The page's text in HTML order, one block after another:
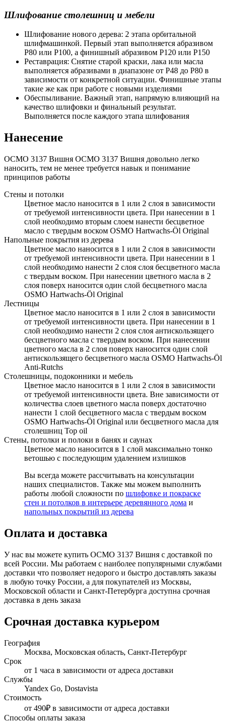
Шлифование столешниц и мебели
Шлифование нового дерева: 2 этапа орбитальной
шлифмашинкой. Первый этап выполняется абразивом
Р80 или Р100, а финишный абразивом P120 или Р150
Реставрация: Снятие старой краски, лака или масла
выполняется абразивами в диапазоне от P48 до P80 в
зависимости от конкретной ситуации. Финишные этапы
такие же как при работе с новыми изделиями
Обеспыливание. Важный этап, напрямую влияющий на
качество шлифовки и финальный результат.
Выполняется после каждого этапа шлифования
Нанесение
ОСМО 3137 Вишня ОСМО 3137 Вишня довольно легко
наносить, тем не менее требуется навык и понимание
принципов работы
Стены и потолки
Цветное масло наносится в 1 или 2 слоя в зависимости
от требуемой интенсивности цвета. При нанесении в 1
слой необходимо вторым слоем нанести бесцветное
масло с твердым воском OSMO Hartwachs-Öl Original
Напольные покрытия из дерева
Цветное масло наносится в 1 или 2 слоя в зависимости
от требуемой интенсивности цвета. При нанесении в 1
слой необходимо нанести 2 слоя слоя бесцветного масла
с твердым воском. При нанесении цветного масла в 2
слоя поверх наносится один слой бесцветного масла
OSMO Hartwachs-Öl Original
Лестницы
Цветное масло наносится в 1 или 2 слоя в зависимости
от требуемой интенсивности цвета. При нанесении в 1
слой необходимо нанести 2 слоя слоя антискользящего
бесцветного масла с твердым воском. При нанесении
цветного масла в 2 слоя поверх наносится один слой
антискользящего бесцветного масла OSMO Hartwachs-Öl
Anti-Rutchs
Столешницы, подоконники и мебель
Цветное масло наносится в 1 или 2 слоя в зависимости
от требуемой интенсивности цвета. Вне зависимости от
количества слоев цветного масла поверх достаточно
нанести 1 слой бесцветного масла с твердым воском
OSMO Hartwachs-Öl Original или бесцветного масла для
столешниц Top oil
Стены, потолки и полоки в банях и саунах
Цветное масло наносится в 1 слой максимально тонко
ветошью с последующим удалением излишков
Вы всегда можете рассчитывать на консультации
наших специалистов. Также мы можем выполнить
работы любой сложности по шлифовке и покраске
стен и потолков в интерьере деревянного дома и
напольных покрытий из дерева
Оплата и доставка
У нас вы можете купить ОСМО 3137 Вишня с доставкой по
всей России. Мы работаем с наиболее популярными службами
доставки что позволяет недорого и быстро доставлять заказы
в любую точку России, а для покупателей из Москвы,
Московской области и Санкт-Петербурга доступна срочная
доставка в день заказа
Срочная доставка курьером
География
Москва, Московская область, Санкт-Петербург
Срок
от 1 часа в зависимости от адреса доставки
Службы
Yandex Go, Dostavista
Стоимость
от 490₽ в зависимости от адреса доставки
Способы оплаты заказа